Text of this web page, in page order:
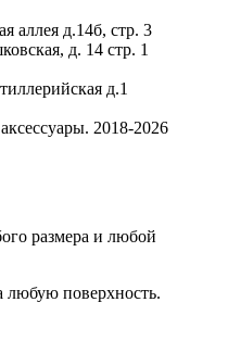
аллея д.14б, стр. 3
д. 14 стр. 1
д.1
2018-2026
размера и любой
любую поверхность.